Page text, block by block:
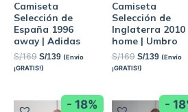
Camiseta
Selección de
España 1996
away | Adidas
S/169 S/139 (Envío
¡GRATIS!)
Camiseta
Selección de
Inglaterra 2010
home | Umbro
S/169 S/139 (Envío
¡GRATIS!)
- 18% -